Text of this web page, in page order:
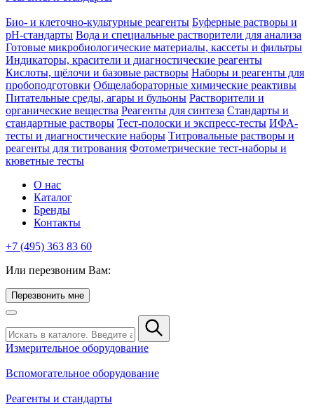
Био- и клеточно-культурные реагенты Буферные растворы и
pH-стандарты Вода и специальные растворители для анализа
Готовые микробиологические материалы, кассеты и фильтры
Индикаторы, красители и диагностические реагенты
Кислоты, щёлочи и базовые растворы Наборы и реагенты для
пробоподготовки Общелабораторные химические реактивы
Питательные среды, агары и бульоны Растворители и
органические вещества Реагенты для синтеза Стандарты и
стандартные растворы Тест-полоски и экспресс-тесты ИФА-
тесты и диагностические наборы Титровальные растворы и
реагенты для титрования Фотометрические тест-наборы и
кюветные тесты
О нас
Каталог
Бренды
Контакты
+7 (495) 363 83 60
Или перезвоним Вам:
Перезвонить мне
Измерительное оборудование
Вспомогательное оборудование
Реагенты и стандарты